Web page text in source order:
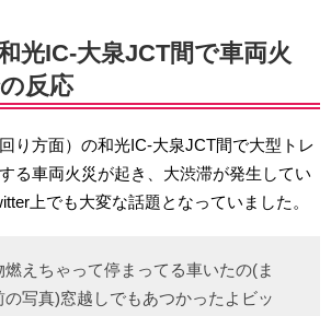
光IC-大泉JCT間で車両火
反応
り方面）の和光IC-大泉JCT間で大型トレ
る車両火災が起き、大渋滞が発生してい
上でも大変な話題となっていました。
えちゃって停まってる車いたの(ま
の写真)窓越しでもあつかったよビッ